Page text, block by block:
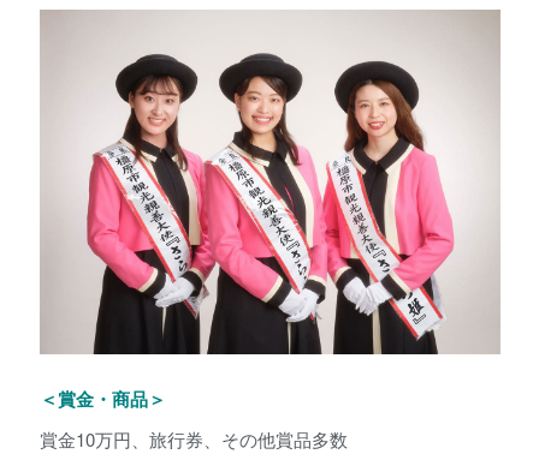
＜賞金・商品＞
賞金10万円、旅行券、その他賞品多数